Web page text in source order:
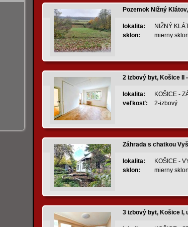
Pozemok Nižný
lokalita: NIŽNÝ
sklon:
mierny sklon
2 izbový byt, Košice II
lokalita: KOŠICE -
veľkosť:
2-izbový
Záhrada s chatkou
lokalita: KOŠICE -
sklon:
mierny sklon
3 izbový byt, Košice I,